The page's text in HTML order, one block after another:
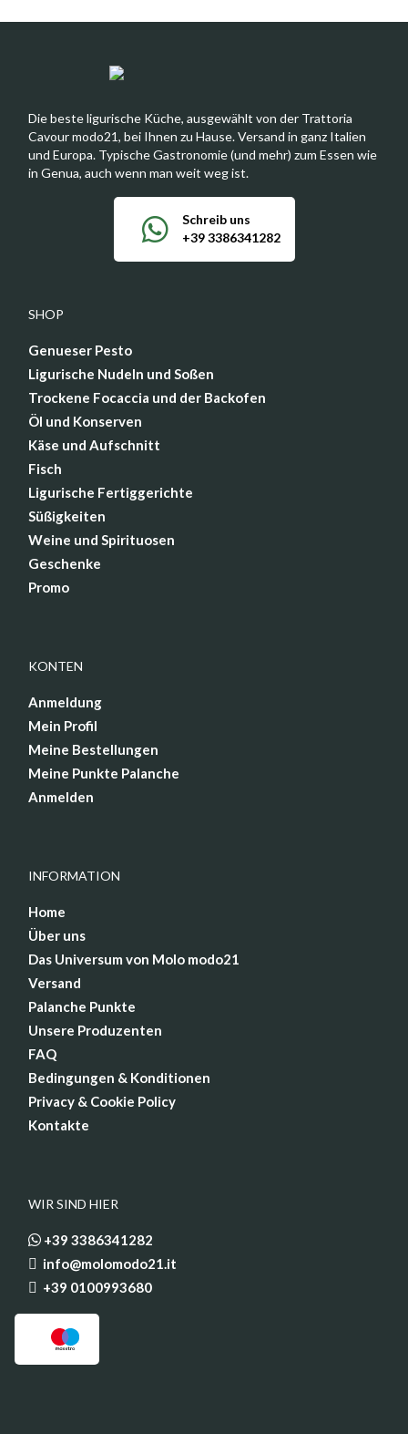
Die beste ligurische Küche, ausgewählt von der Trattoria
Cavour modo21, bei Ihnen zu Hause. Versand in ganz Italien
und Europa. Typische Gastronomie (und mehr) zum Essen wie
in Genua, auch wenn man weit weg ist.
Schreib uns
+39 3386341282
SHOP
Genueser Pesto
Ligurische Nudeln und Soßen
Trockene Focaccia und der Backofen
Öl und Konserven
Käse und Aufschnitt
Fisch
Ligurische Fertiggerichte
Süßigkeiten
Weine und Spirituosen
Geschenke
Promo
KONTEN
Anmeldung
Mein Profil
Meine Bestellungen
Meine Punkte Palanche
Anmelden
INFORMATION
Home
Über uns
Das Universum von Molo modo21
Versand
Palanche Punkte
Unsere Produzenten
FAQ
Bedingungen & Konditionen
Privacy & Cookie Policy
Kontakte
WIR SIND HIER
+39 3386341282
info@molomodo21.it
+39 0100993680